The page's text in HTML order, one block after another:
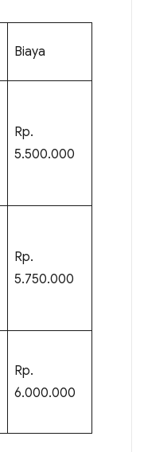
Biaya
Rp.
5.500.000
Rp.
5.750.000
Rp.
6.000.000